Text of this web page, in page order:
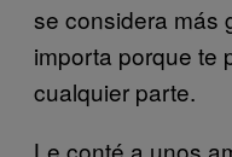
se considera más
importa porque te
cualquier parte.
Le conté a unos